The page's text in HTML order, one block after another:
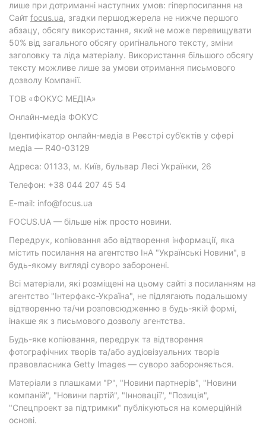
лише при дотриманні наступних умов: гіперпосилання на
Cайт focus.ua, згадки першоджерела не нижче першого
абзацу, обсягу використання, який не може перевищувати
50% від загального обсягу оригінального тексту, зміни
заголовку та ліда матеріалу. Використання більшого обсягу
тексту можливе лише за умови отримання письмового
дозволу Компанії.
ТОВ «ФОКУС МЕДІА»
Онлайн-медіа ФОКУС
Ідентифікатор онлайн-медіа в Реєстрі суб’єктів у сфері
медіа — R40-03129
Адреса: 01133, м. Київ, бульвар Лесі Українки, 26
Телефон: +38 044 207 45 54
E-mail: info@focus.ua
FOCUS.UA — більше ніж просто новини.
Передрук, копіювання або відтворення інформації, яка
містить посилання на агентство ІнА "Українські Новини", в
будь-якому вигляді суворо заборонені.
Всі матеріали, які розміщені на цьому сайті з посиланням на
агентство "Інтерфакс-Україна", не підлягають подальшому
відтворенню та/чи розповсюдженню в будь-якій формі,
інакше як з письмового дозволу агентства.
Будь-яке копіювання, передрук та відтворення
фотографічних творів та/або аудіовізуальних творів
правовласника Getty Images — суворо забороняється.
Матеріали з плашками "Р", "Новини партнерів", "Новини
компаній", "Новини партій", "Інновації", "Позиція",
"Спецпроект за підтримки" публікуються на комерційній
основі.